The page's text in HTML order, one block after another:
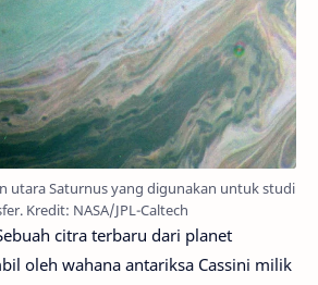
utara Saturnus yang digunakan untuk studi
Kredit: NASA/JPL-Caltech
citra terbaru dari planet
oleh wahana antariksa Cassini milik